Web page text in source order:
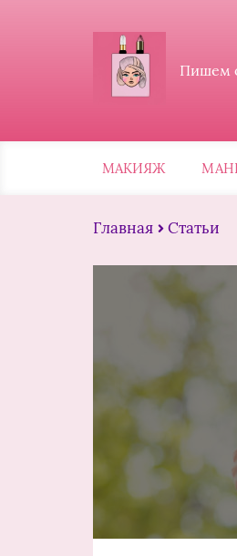
Пишем
МАКИЯЖ
Главная Статьи